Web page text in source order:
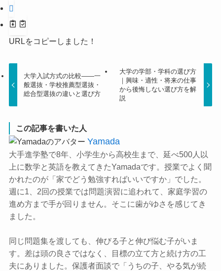
URLをコピーしました！
大学入試方式の比較――一
般選抜・学校推薦型選抜・
総合型選抜の違いと選び方
大学の学部・学科の選び方
｜興味・適性・将来の仕事
から後悔しない選び方を解
説
この記事を書いた人
Yamada
大手進学塾で8年、小学生から高校生まで、延べ500人以
上に数学と英語を教えてきたYamadaです。授業でよく聞
かれたのが「家でどう勉強すればいいですか」でした。
週に1、2回の授業では問題演習に追われて、家庭学習の
進め方まで手が回りません。そこに歯がゆさを感じてき
ました。
同じ問題集を渡しても、伸びる子と伸び悩む子がいま
す。差は頭の良さではなく、目標の立て方と続け方の工
夫にありました。保護者面談で「うちの子、やる気が続